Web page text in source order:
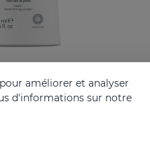
DAESES Lait Corporel Raffermissant
raffermissant
améliorer et analyser
d'informations sur notre